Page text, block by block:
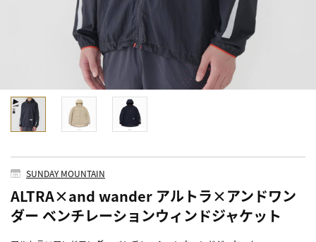
SUNDAY MOUNTAIN
ALTRA×and wander アルトラ×アンドワン
ダー ベンチレーションウィンドジャケット